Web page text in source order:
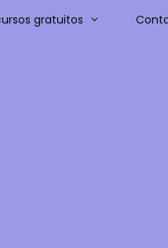
gratuitos